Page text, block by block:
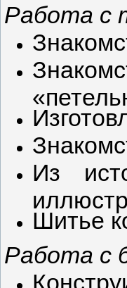
Работа с
Из
Шитье
Работа с